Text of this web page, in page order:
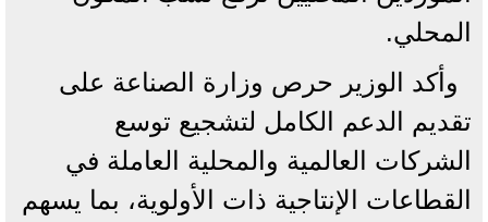
المحلي.
وأكد الوزير حرص وزارة الصناعة على
تقديم الدعم الكامل لتشجيع توسع
الشركات العالمية والمحلية العاملة في
القطاعات الإنتاجية ذات الأولوية، بما يسهم